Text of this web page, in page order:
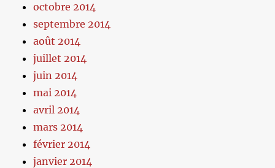
octobre 2014
septembre 2014
août 2014
juillet 2014
juin 2014
mai 2014
avril 2014
mars 2014
février 2014
janvier 2014